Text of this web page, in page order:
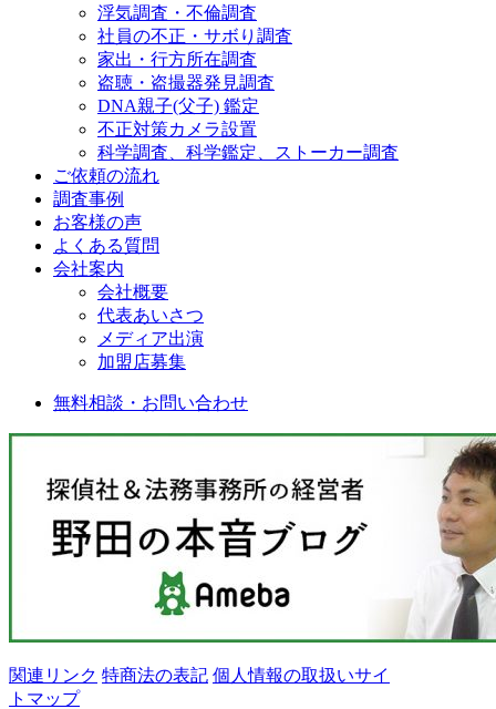
浮気調査・不倫調査
社員の不正・サボり調査
家出・行方所在調査
盗聴・盗撮器発見調査
DNA親子(父子) 鑑定
不正対策カメラ設置
科学調査、科学鑑定、ストーカー調査
ご依頼の流れ
調査事例
お客様の声
よくある質問
会社案内
会社概要
代表あいさつ
メディア出演
加盟店募集
無料相談・お問い合わせ
関連リンク 特商法の表記 個人情報の取扱いサイ
トマップ